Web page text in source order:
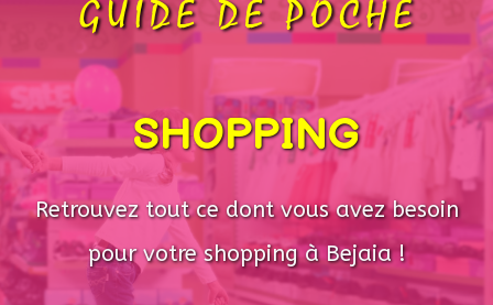
SHOPPING
Retrouvez tout ce dont vous avez besoin
pour votre shopping à Bejaia !